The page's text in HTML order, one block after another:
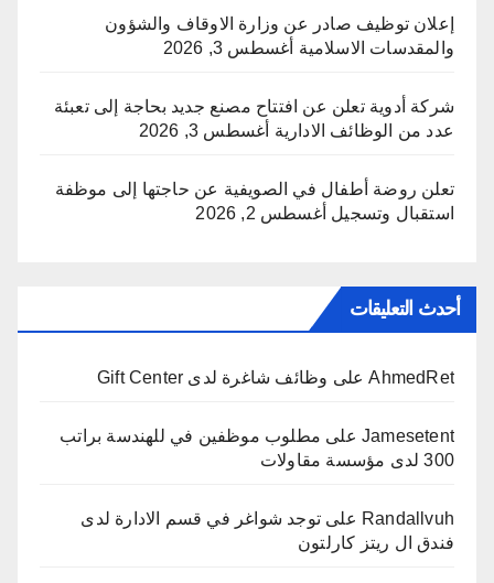
إعلان توظيف صادر عن وزارة الاوقاف والشؤون
والمقدسات الاسلامية أغسطس 3, 2026
شركة أدوية تعلن عن افتتاح مصنع جديد بحاجة إلى تعبئة
عدد من الوظائف الادارية أغسطس 3, 2026
تعلن روضة أطفال في الصويفية عن حاجتها إلى موظفة
استقبال وتسجيل أغسطس 2, 2026
أحدث التعليقات
AhmedRetعلى وظائف شاغرة لدى Gift Center
Jamesetent على مطلوب موظفين في للهندسة براتب
300 لدى مؤسسة مقاولات
Randallvuh على توجد شواغر في قسم الادارة لدى
فندق ال ريتز كارلتون